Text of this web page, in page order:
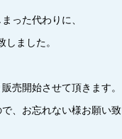
った代わりに、
ました。
売開始させて頂きます。
、お忘れない様お願い致